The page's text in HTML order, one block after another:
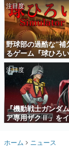
電ファミのいま
アプリセール情報
インタビュー
連載・
殿
SNS
ど。
事を
名作
注目度
野球部の過酷な“補
るゲーム『球ひろい
Simulator』が「1
シュリストをもと
対応しSNSで話題
ダム・カム』開発
プロ野球選手から
注目度
『機動戦士ガンダ
ア専用ザクⅡ」を
散水ホースリール
ークやジオン公国軍
ホーム ニュース